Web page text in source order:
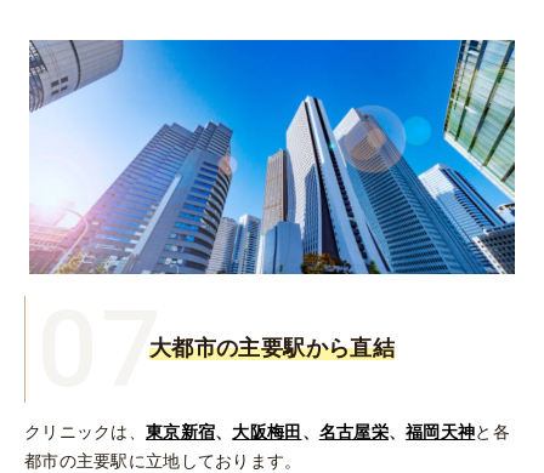
07大都市の主要駅から直結
クリニックは、 東京新宿、大阪梅田 、 名古屋栄、福岡天神と各
都市の主要駅に立地しております。